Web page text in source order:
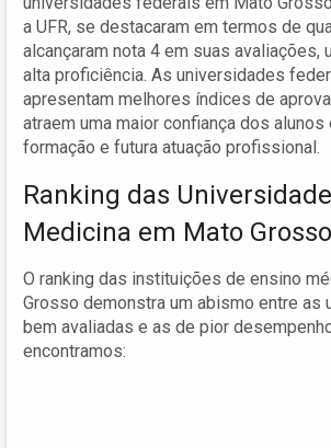
a UFR, se destacaram em termos de
alcançaram nota 4 em suas avaliações,
alta proficiência. As universidades
apresentam melhores índices de
atraem uma maior confiança dos
formação e futura atuação profissional.
Ranking das
Medicina em Mato Grosso
O ranking das instituições de ensino
Grosso demonstra um abismo entre as
bem avaliadas e as de pior
encontramos: